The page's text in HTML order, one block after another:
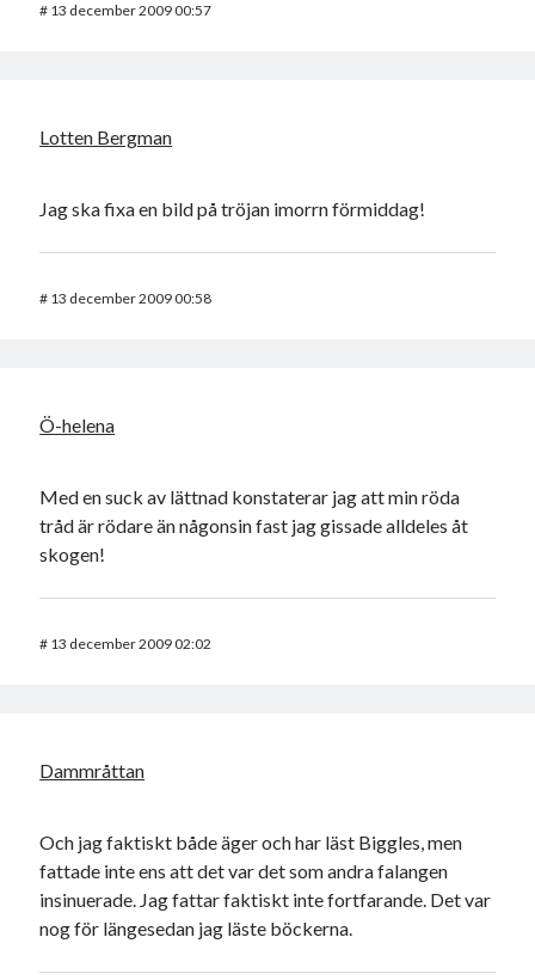
# 13 december 2009 00:57
Lotten Bergman
Jag ska fixa en bild på tröjan imorrn förmiddag!
# 13 december 2009 00:58
Ö-helena
Med en suck av lättnad konstaterar jag att min röda
tråd är rödare än någonsin fast jag gissade alldeles åt
skogen!
# 13 december 2009 02:02
Dammråttan
Och jag faktiskt både äger och har läst Biggles, men
fattade inte ens att det var det som andra falangen
insinuerade. Jag fattar faktiskt inte fortfarande. Det var
nog för längesedan jag läste böckerna.